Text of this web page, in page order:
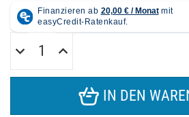
IN DEN